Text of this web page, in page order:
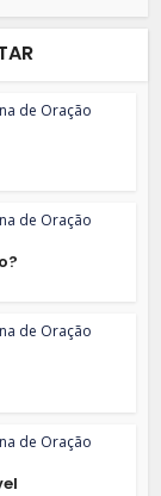
de Oração
de Oração
de Oração
de Oração